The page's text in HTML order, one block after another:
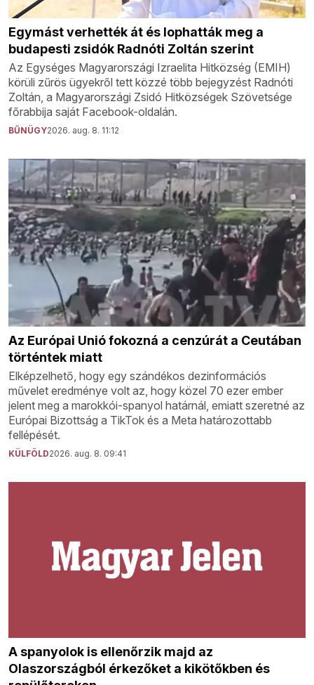
Egymást verhették át és lophatták meg a
budapesti zsidók Radnóti Zoltán szerint
Az Egységes Magyarországi Izraelita Hitközség (EMIH)
körüli zűrös ügyekről tett közzé több bejegyzést Radnóti
Zoltán, a Magyarországi Zsidó Hitközségek Szövetsége
főrabbija saját Facebook-oldalán.
BŰNÜGY2026. aug. 8. 11:12
Az Európai Unió fokozná a cenzúrát a Ceutában
történtek miatt
Elképzelhető, hogy egy szándékos dezinformációs
művelet eredménye volt az, hogy közel 70 ezer ember
jelent meg a marokkói-spanyol határnál, emiatt szeretné az
Európai Bizottság a TikTok és a Meta határozottabb
fellépését.
KÜLFÖLD2026. aug. 8. 09:41
A spanyolok is ellenőrzik majd az
Olaszországból érkezőket a kikötőkben és